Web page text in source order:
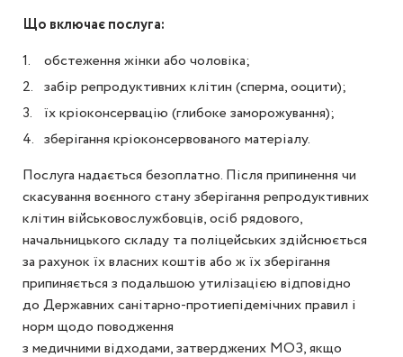
Що включає послуга:
обстеження жінки або чоловіка;
забір репродуктивних клітин (сперма, ооцити);
їх кріоконсервацію (глибоке заморожування);
зберігання кріоконсервованого матеріалу.
Послуга надається безоплатно. Після припинення чи
скасування воєнного стану зберігання репродуктивних
клітин військовослужбовців, осіб рядового,
начальницького складу та поліцейських здійснюється
за рахунок їх власних коштів або ж їх зберігання
припиняється з подальшою утилізацією відповідно
до Державних санітарно-протиепідемічних правил і
норм щодо поводження
з медичними відходами, затверджених МОЗ, якщо